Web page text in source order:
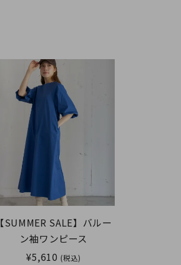
【SUMMER SALE】バルー
ン袖ワンピース
¥5,610 (税込)